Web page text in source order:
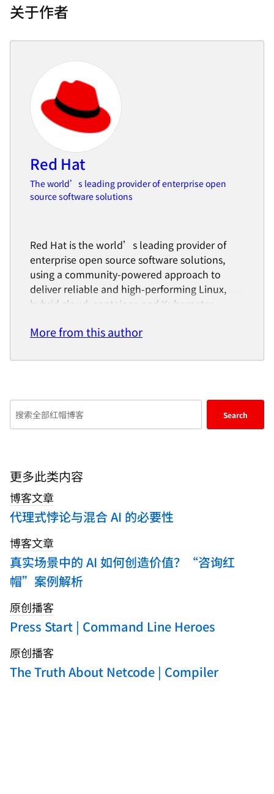
关于作者
Red Hat
The world’s leading provider of enterprise open
source software solutions
Red Hat is the world’s leading provider of
enterprise open source software solutions,
using a community-powered approach to
deliver reliable and high-performing Linux,
hybrid cloud, container, and Kubernetes
existing IT applications, develop cloud-native
secure, and manage complex environments.
Award-winning support, training, and
consulting services make Red Hat a trusted
application vendors, customers, and open
source communities, Red Hat can help
organizations prepare for the digital future.
More from this author
Enter
keywords
search
blogs
Search
更多此类内容
博客文章
代理式悖论与混合 AI 的必要性
博客文章
真实场景中的 AI 如何创造价值？“咨询红
帽”案例解析
原创播客
Press Start | Command Line Heroes
原创播客
The Truth About Netcode | Compiler